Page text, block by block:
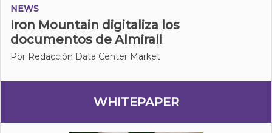
NEWS
Iron Mountain digitaliza los
documentos de Almirall
Por Redacción Data Center Market
WHITEPAPER